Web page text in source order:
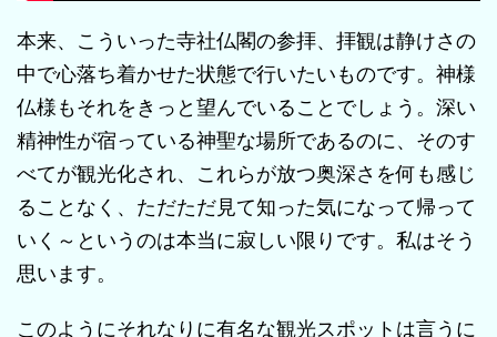
本来、こういった寺社仏閣の参拝、拝観は静けさの
中で心落ち着かせた状態で行いたいものです。神様
仏様もそれをきっと望んでいることでしょう。深い
精神性が宿っている神聖な場所であるのに、そのす
べてが観光化され、これらが放つ奥深さを何も感じ
ることなく、ただただ見て知った気になって帰って
いく～というのは本当に寂しい限りです。私はそう
思います。
このようにそれなりに有名な観光スポットは言うに